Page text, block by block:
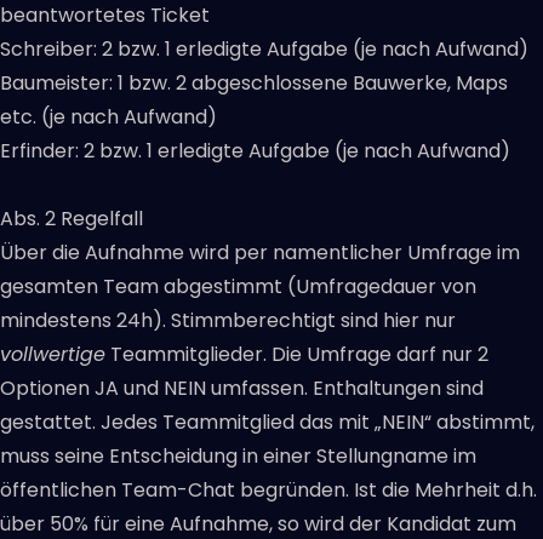
beantwortetes Ticket
Schreiber: 2 bzw. 1 erledigte Aufgabe (je nach Aufwand)
Baumeister: 1 bzw. 2 abgeschlossene Bauwerke, Maps
etc. (je nach Aufwand)
Erfinder: 2 bzw. 1 erledigte Aufgabe (je nach Aufwand)
Abs. 2 Regelfall
Über die Aufnahme wird per namentlicher Umfrage im
gesamten Team abgestimmt (Umfragedauer von
mindestens 24h). Stimmberechtigt sind hier nur
vollwertige Teammitglieder. Die Umfrage darf nur 2
Optionen JA und NEIN umfassen. Enthaltungen sind
gestattet. Jedes Teammitglied das mit „NEIN“ abstimmt,
muss seine Entscheidung in einer Stellungname im
öffentlichen Team-Chat begründen. Ist die Mehrheit d.h.
über 50% für eine Aufnahme, so wird der Kandidat zum